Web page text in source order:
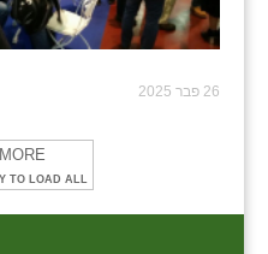
26 פבר 2025
TO LOAD ALL